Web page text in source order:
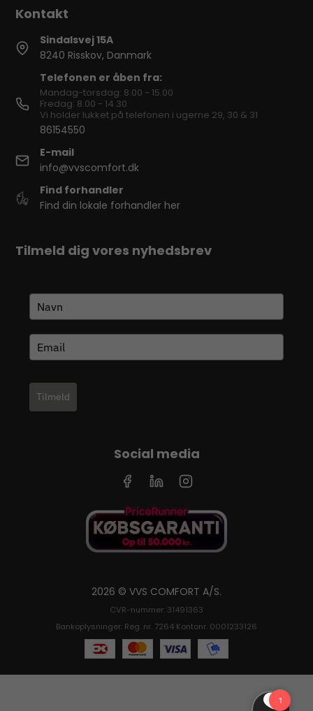
Sindalsvej 15A
8240 Risskov, Danmark
Telefonen er åben fra:
Mandag-torsdag: 8.00 - 15.00
Fredag: 8.00 - 14.30
Vi holder lukket på telefonen i ugerne 29, 30 & 31
86154550
E-mail
info@vvscomfort.dk
Find forhandler
Find din lokale forhandler her
Tilmeld dig vores nyhedsbrev
Tilmeld
Social media
2026 © VVS COMFORT A/S.
CVR-nummer: 31491363
Bankoplysninger: Reg. nr. 7264 Kontonr. 0001233126